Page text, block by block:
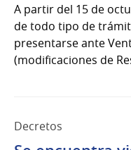
A partir del 15 de
de todo tipo de
presentarse ante
(modificaciones de
Decretos